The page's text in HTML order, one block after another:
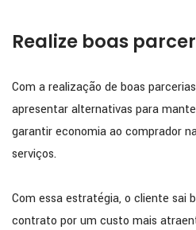
Realize boas
Com a realização de boas
apresentar alternativas para
garantir economia ao comprador
serviços.
Com essa estratégia, o cliente sai
contrato por um custo mais